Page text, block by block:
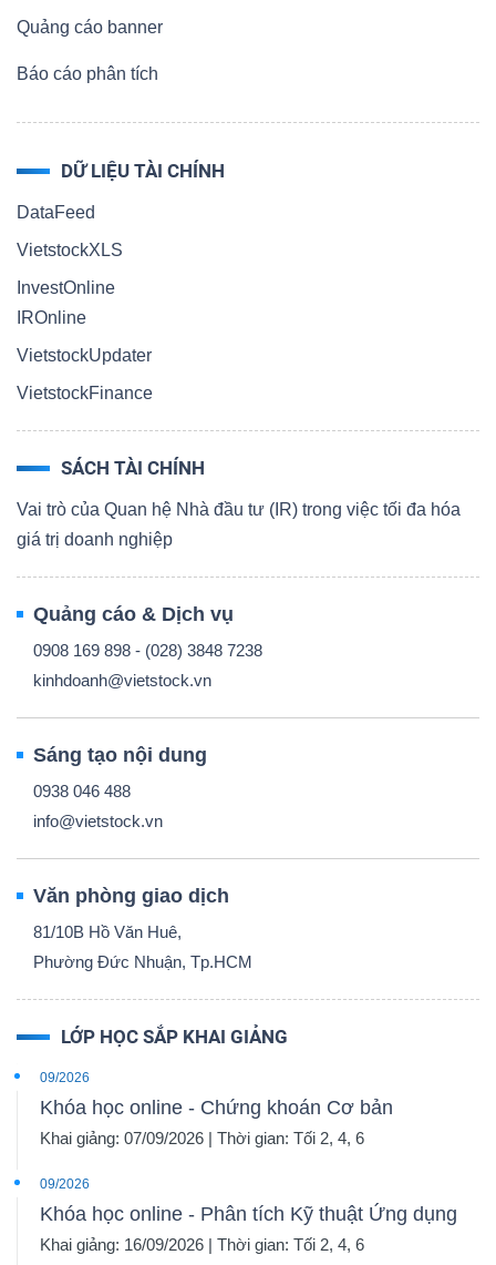
Quảng cáo banner
Báo cáo phân tích
DỮ LIỆU TÀI CHÍNH
DataFeed
VietstockXLS
InvestOnline
IROnline
VietstockUpdater
VietstockFinance
SÁCH TÀI CHÍNH
Vai trò của Quan hệ Nhà đầu tư (IR) trong việc tối đa hóa
giá trị doanh nghiệp
Quảng cáo & Dịch vụ
0908 169 898 - (028) 3848 7238
kinhdoanh@vietstock.vn
Sáng tạo nội dung
0938 046 488
info@vietstock.vn
Văn phòng giao dịch
81/10B Hồ Văn Huê,
Phường Đức Nhuận, Tp.HCM
LỚP HỌC SẮP KHAI GIẢNG
09/2026
Khóa học online - Chứng khoán Cơ bản
Khai giảng: 07/09/2026 | Thời gian: Tối 2, 4, 6
09/2026
Khóa học online - Phân tích Kỹ thuật Ứng dụng
Khai giảng: 16/09/2026 | Thời gian: Tối 2, 4, 6